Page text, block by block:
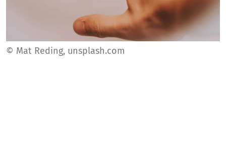
© Mat Reding, unsplash.com